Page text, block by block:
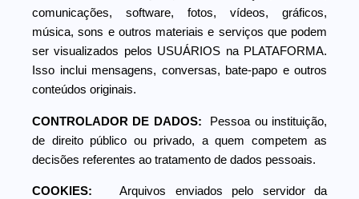
comunicações, software, fotos, vídeos, gráficos,
música, sons e outros materiais e serviços que podem
ser visualizados pelos USUÁRIOS na PLATAFORMA.
Isso inclui mensagens, conversas, bate-papo e outros
conteúdos originais.
CONTROLADOR DE DADOS:
Pessoa ou instituição,
de direito público ou privado, a quem competem as
decisões referentes ao tratamento de dados pessoais.
COOKIES:
Arquivos enviados pelo servidor da